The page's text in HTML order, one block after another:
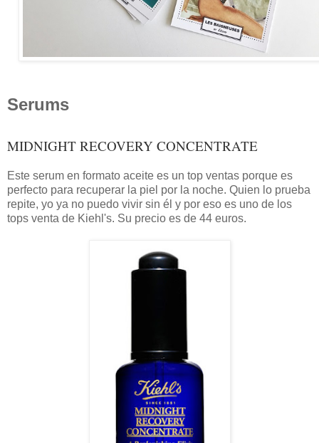
Serums
MIDNIGHT RECOVERY CONCENTRATE
Este serum en formato aceite es un top ventas porque es
perfecto para recuperar la piel por la noche. Quien lo prueba
repite, yo ya no puedo vivir sin él y por eso es uno de los
tops venta de Kiehl's. Su precio es de 44 euros.